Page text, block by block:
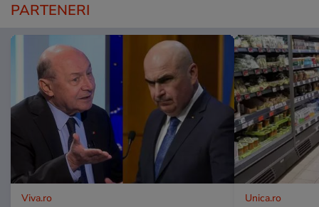
PARTENERI
Viva.ro Unica.ro